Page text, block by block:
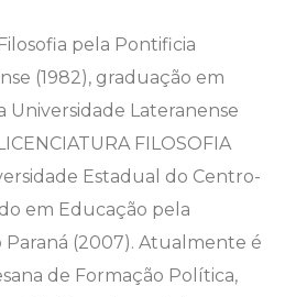
pela Pontificia
(1982), graduação em
Universidade Lateranense
FILOSOFIA
Estadual do Centro-
em Educação pela
(2007). Atualmente é
de Formação Política,